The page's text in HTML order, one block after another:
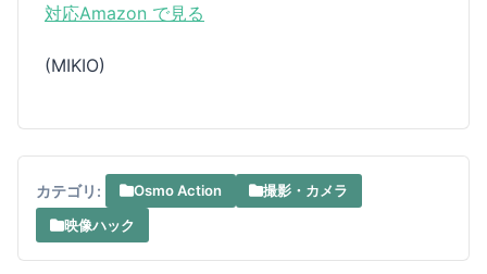
対応Amazon で見る
(MIKIO)
カテゴリ: Osmo Action
撮影・カメラ
映像ハック